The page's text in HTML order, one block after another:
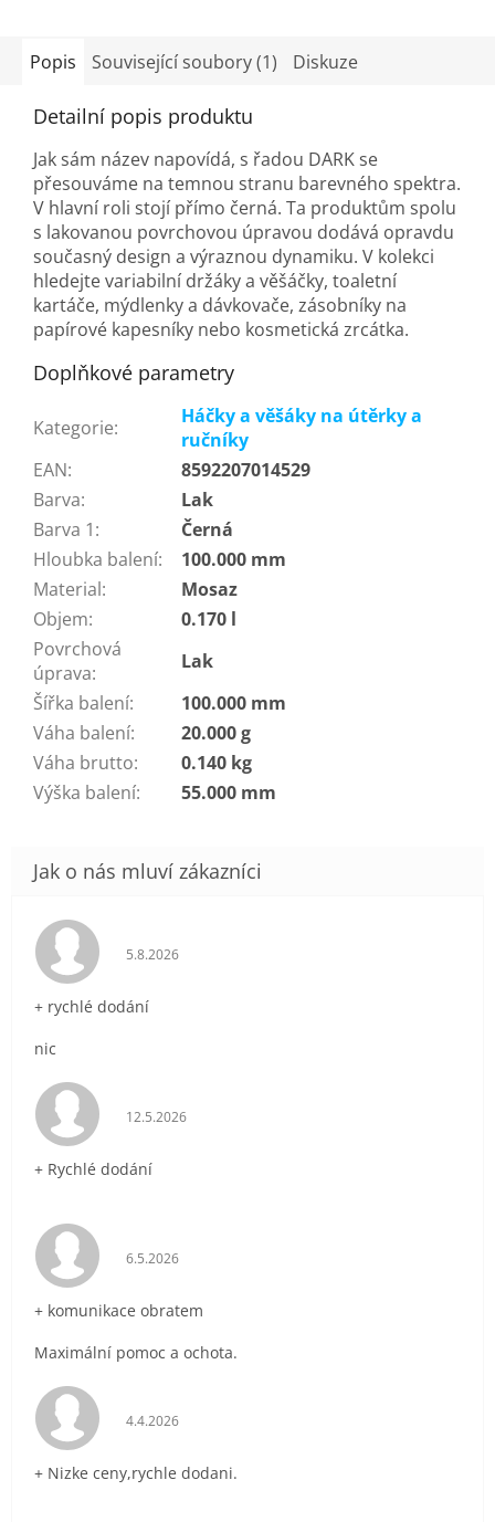
Popis Související soubory (1) Diskuze
Detailní popis produktu
Jak sám název napovídá, s řadou DARK se
přesouváme na temnou stranu barevného spektra.
V hlavní roli stojí přímo černá. Ta produktům spolu
s lakovanou povrchovou úpravou dodává opravdu
současný design a výraznou dynamiku. V kolekci
hledejte variabilní držáky a věšáčky, toaletní
kartáče, mýdlenky a dávkovače, zásobníky na
papírové kapesníky nebo kosmetická zrcátka.
Doplňkové parametry
Kategorie:
Háčky a věšáky na útěrky a
ručníky
EAN:
8592207014529
Barva:
Lak
Barva 1:
Černá
Hloubka balení:
100.000 mm
Material:
Mosaz
Objem:
0.170 l
Povrchová
úprava:
Lak
Šířka balení:
100.000 mm
Váha balení:
20.000 g
Váha brutto:
0.140 kg
Výška balení: 55.000 mm
Hodnocení obchodu je 5 z 5 hvězdiček.
5.8.2026
+ rychlé dodání
nic
Hodnocení obchodu je 5 z 5 hvězdiček.
12.5.2026
+ Rychlé dodání
Hodnocení obchodu je 5 z 5 hvězdiček.
6.5.2026
+ komunikace obratem
Maximální pomoc a ochota.
Hodnocení obchodu je 5 z 5 hvězdiček.
4.4.2026
+ Nizke ceny,rychle dodani.